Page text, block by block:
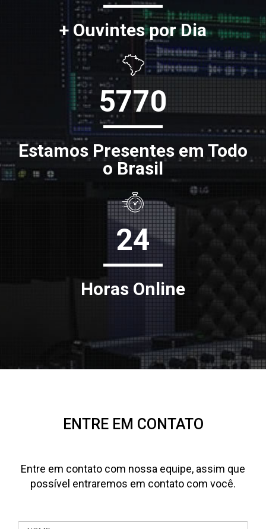
+ Ouvintes por Dia
5770
Estamos Presentes em Todo
o Brasil
24
Horas Online
ENTRE EM CONTATO
Entre em contato com nossa equipe, assim que
possível entraremos em contato com você.